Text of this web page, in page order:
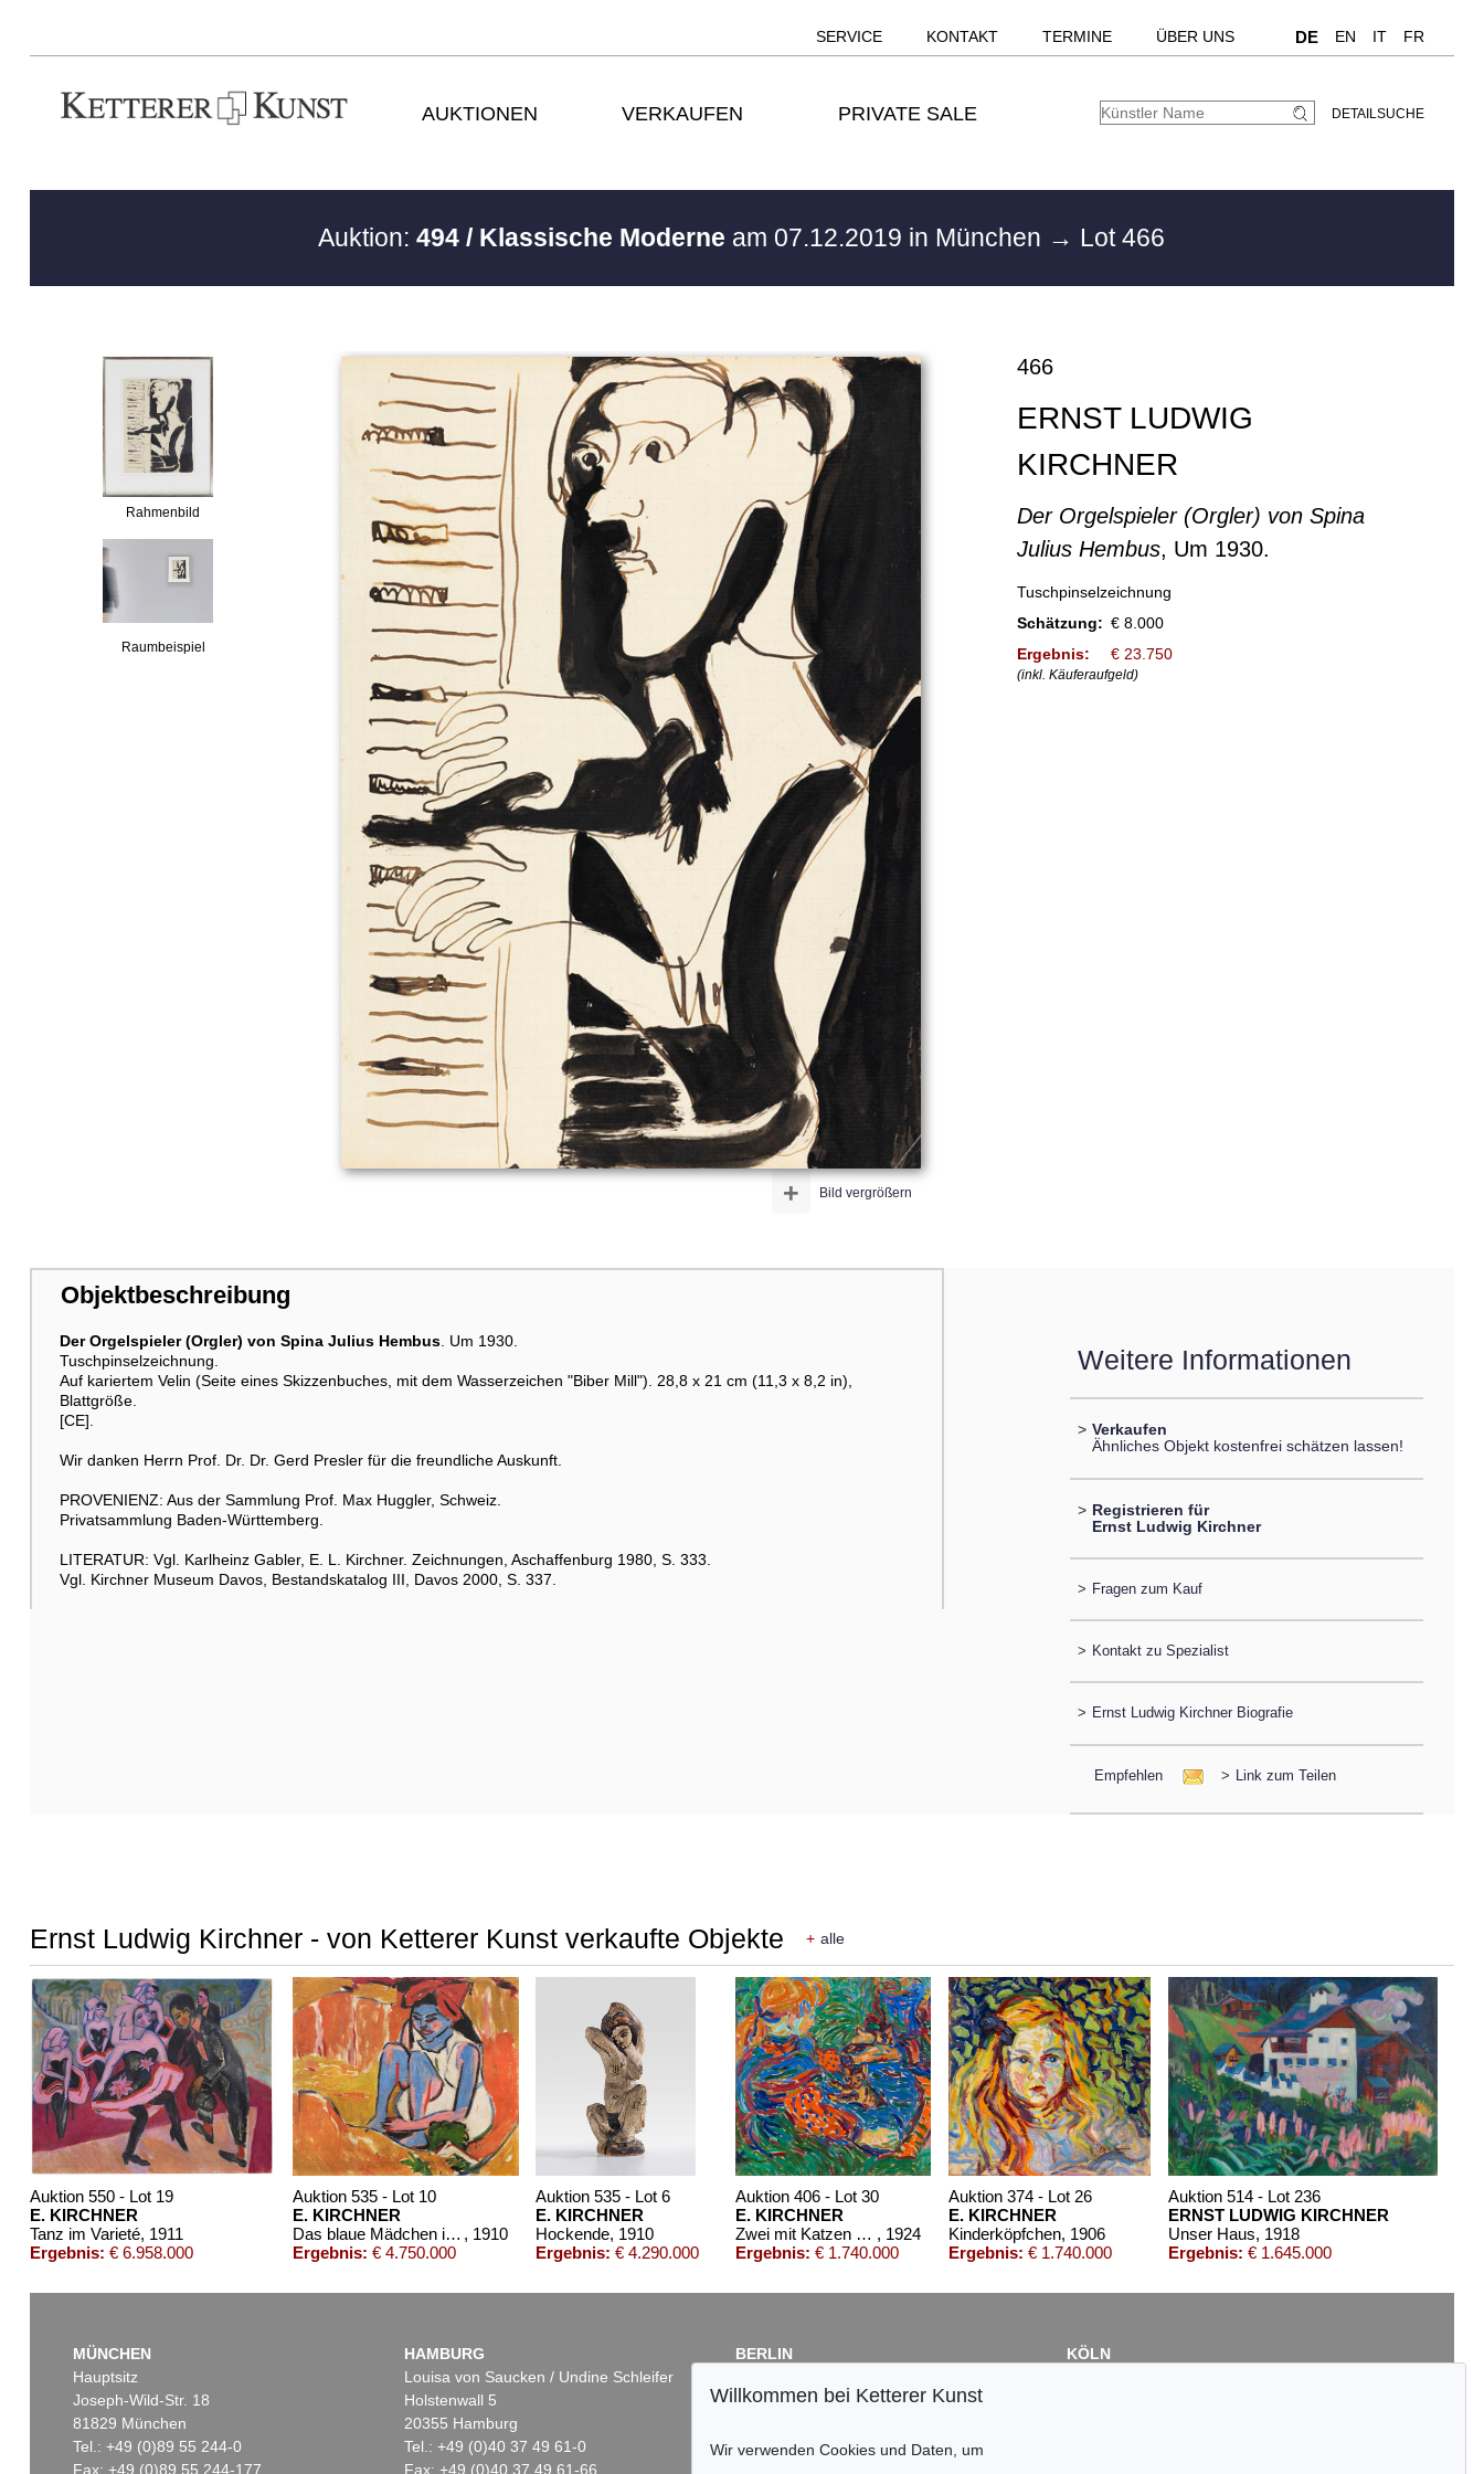
SERVICE KONTAKT TERMINE ÜBER UNS DE EN IT FR
AUKTIONEN VERKAUFEN PRIVATE SALE DETAILSUCHE
Auktion:494 / Klassische Moderne am 07.12.2019 in München → Lot 466
Rahmenbild
Raumbeispiel
Bild vergrößern
+
466
ERNST LUDWIG
KIRCHNER
Der Orgelspieler (Orgler) von Spina
Julius Hembus, Um 1930.
Tuschpinselzeichnung
Schätzung: € 8.000
Ergebnis:
€ 23.750
(inkl. Käuferaufgeld)
Objektbeschreibung
Der Orgelspieler (Orgler) von Spina Julius Hembus. Um 1930.
Tuschpinselzeichnung.
Auf kariertem Velin (Seite eines Skizzenbuches, mit dem Wasserzeichen "Biber Mill"). 28,8 x 21 cm (11,3 x 8,2 in),
Blattgröße.
[CE].
Wir danken Herrn Prof. Dr. Dr. Gerd Presler für die freundliche Auskunft.
PROVENIENZ: Aus der Sammlung Prof. Max Huggler, Schweiz.
Privatsammlung Baden-Württemberg.
LITERATUR: Vgl. Karlheinz Gabler, E. L. Kirchner. Zeichnungen, Aschaffenburg 1980, S. 333.
Vgl. Kirchner Museum Davos, Bestandskatalog III, Davos 2000, S. 337.
Weitere Informationen
> Verkaufen
Ähnliches Objekt kostenfrei schätzen lassen!
> Registrieren für
Ernst Ludwig Kirchner
> Fragen zum Kauf
> Kontakt zu Spezialist
> Ernst Ludwig Kirchner Biografie
Empfehlen > Link zum Teilen
Ernst Ludwig Kirchner - von Ketterer Kunst verkaufte Objekte + alle
Auktion 550 - Lot 19
E. KIRCHNER
Tanz im Varieté, 1911
Ergebnis: € 6.958.000
Auktion 535 - Lot 10
E. KIRCHNER
Das blaue Mädchen in der Sonne , 1910
Ergebnis: € 4.750.000
Auktion 535 - Lot 6
E. KIRCHNER
Hockende, 1910
Ergebnis: € 4.290.000
Auktion 406 - Lot 30
E. KIRCHNER
Zwei mit Katzen spielende Mädchen. 1907. Frauen- und Männerkopf , 1924
Ergebnis: € 1.740.000
Auktion 374 - Lot 26
E. KIRCHNER
Kinderköpfchen, 1906
Ergebnis: € 1.740.000
Auktion 514 - Lot 236
ERNST LUDWIG KIRCHNER
Unser Haus, 1918
Ergebnis: € 1.645.000
MÜNCHEN
Hauptsitz
Joseph-Wild-Str. 18
81829 München
Tel.: +49 (0)89 55 244-0
Fax: +49 (0)89 55 244-177
HAMBURG
Louisa von Saucken / Undine Schleifer
Holstenwall 5
20355 Hamburg
Tel.: +49 (0)40 37 49 61-0
Fax: +49 (0)40 37 49 61-66
BERLIN
Fasanenstr. 70
Tel.: +49 (0)30 88 67 53-63
KÖLN
Willkommen bei Ketterer Kunst
Wir verwenden Cookies und Daten, um